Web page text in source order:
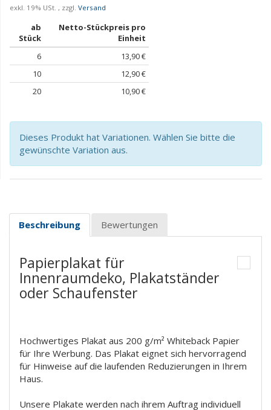
exkl. 19% USt. , zzgl. Versand
ab
Stück
Netto-Stückpreis pro
Einheit
6
13,90 €
10
12,90 €
20
10,90 €
Dieses Produkt hat Variationen. Wählen Sie bitte die
gewünschte Variation aus.
Beschreibung Bewertungen
Papierplakat für
Innenraumdeko, Plakatständer
oder Schaufenster
Hochwertiges Plakat aus 200 g/m² Whiteback Papier
für Ihre Werbung. Das Plakat eignet sich hervorragend
für Hinweise auf die laufenden Reduzierungen in Ihrem
Haus.
Unsere Plakate werden nach ihrem Auftrag individuell